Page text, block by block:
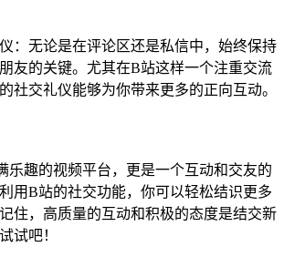
：无论是在评论区还是私信中，始终保持
友的关键。尤其在B站这样一个注重交流
社交礼仪能够为你带来更多的正向互动。
乐趣的视频平台，更是一个互动和交友的
用B站的社交功能，你可以轻松结识更多
住，高质量的互动和积极的态度是结交新
试吧！